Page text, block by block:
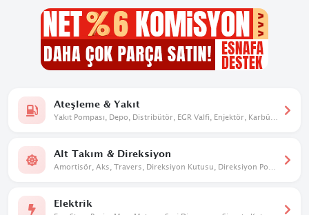
Ateşleme & Yakıt
Alt Takım & Direksiyon
Elektrik